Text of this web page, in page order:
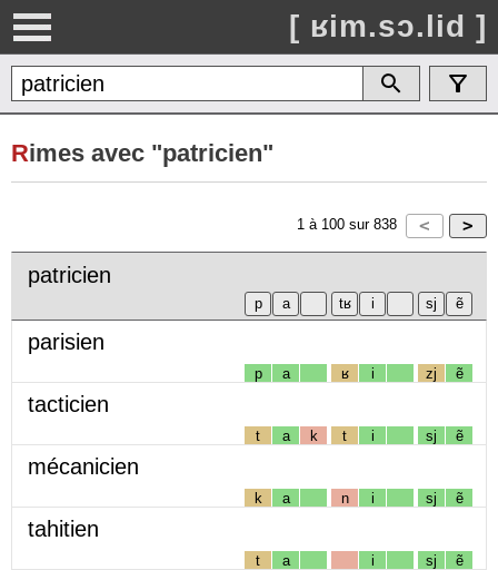
[ ʁim.sɔ.lid ]
Rimes avec "patricien"
1 à 100 sur 838
patricien
parisien
p a ʁ i zj ẽ
tacticien
t a k t i sj ẽ
mécanicien
k a n i sj ẽ
tahitien
t a i sj ẽ